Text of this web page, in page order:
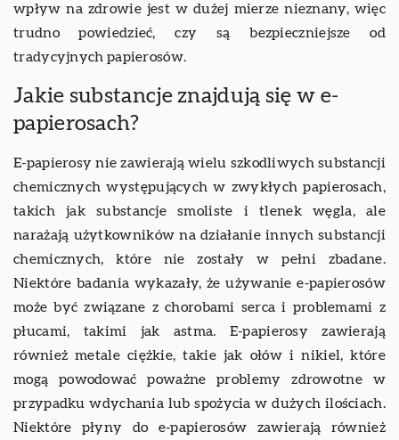
wpływ na zdrowie jest w dużej mierze nieznany, więc
trudno powiedzieć, czy są bezpieczniejsze od
tradycyjnych papierosów.
Jakie substancje znajdują się w e-
papierosach?
E-papierosy nie zawierają wielu szkodliwych substancji
chemicznych występujących w zwykłych papierosach,
takich jak substancje smoliste i tlenek węgla, ale
narażają użytkowników na działanie innych substancji
chemicznych, które nie zostały w pełni zbadane.
Niektóre badania wykazały, że używanie e-papierosów
może być związane z chorobami serca i problemami z
płucami, takimi jak astma. E-papierosy zawierają
również metale ciężkie, takie jak ołów i nikiel, które
mogą powodować poważne problemy zdrowotne w
przypadku wdychania lub spożycia w dużych ilościach.
Niektóre płyny do e-papierosów zawierają również